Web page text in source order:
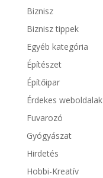
Biznisz
Biznisz tippek
Egyéb kategória
Építészet
Építőipar
Érdekes weboldalak
Fuvarozó
Gyógyászat
Hirdetés
Hobbi-Kreatív